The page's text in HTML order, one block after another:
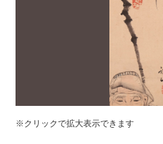
※クリックで拡大表示できます